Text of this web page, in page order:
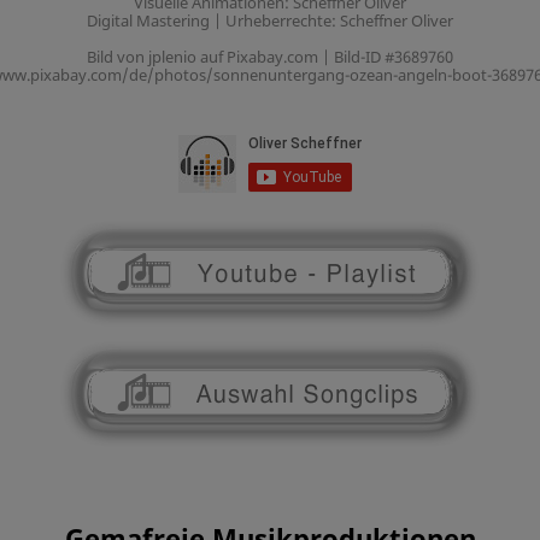
Digital Mastering | Urheberrechte: Scheffner Oliver
Bild von jplenio auf Pixabay.com | Bild-ID #3689760
de/photos/sonnenuntergang-ozean-angeln-boot-